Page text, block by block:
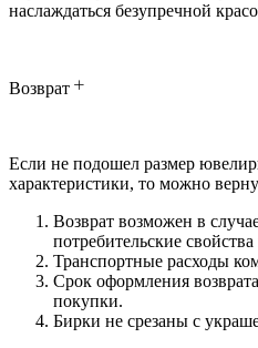
наслаждаться безупречной
Возврат
Если не подошел размер
характеристики, то можно
Возврат возможен в
потребительские
Транспортные расходы
Срок оформления
покупки.
Бирки не срезаны с